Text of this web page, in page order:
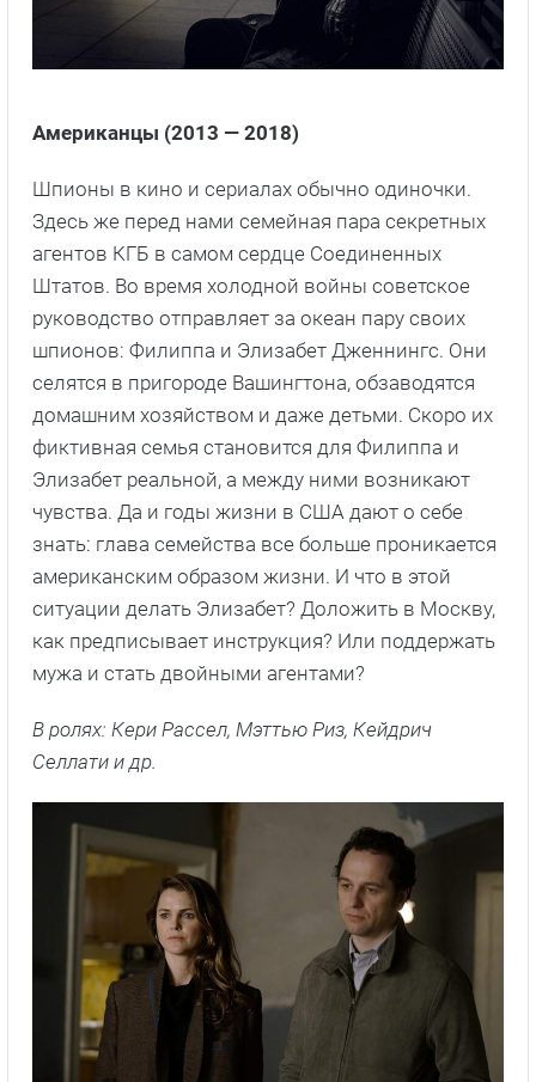
Американцы (2013 — 2018)
Шпионы в кино и сериалах обычно одиночки.
Здесь же перед нами семейная пара секретных
агентов КГБ в самом сердце Соединенных
Штатов. Во время холодной войны советское
руководство отправляет за океан пару своих
шпионов: Филиппа и Элизабет Дженнингс. Они
селятся в пригороде Вашингтона, обзаводятся
домашним хозяйством и даже детьми. Скоро их
фиктивная семья становится для Филиппа и
Элизабет реальной, а между ними возникают
чувства. Да и годы жизни в США дают о себе
знать: глава семейства все больше проникается
американским образом жизни. И что в этой
ситуации делать Элизабет? Доложить в Москву,
как предписывает инструкция? Или поддержать
мужа и стать двойными агентами?
В ролях: Кери Рассел, Мэттью Риз, Кейдрич
Селлати и др.